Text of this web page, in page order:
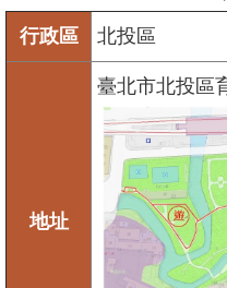
行政區 北投區
地址
臺北市北投區